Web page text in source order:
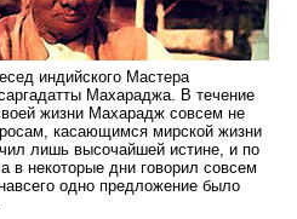
индийского Мастера
Махараджа. В течение
жизни Махарадж совсем не
касающимся мирской жизни
лишь высочайшей истине, и по
в некоторые дни говорил совсем
одно предложение было